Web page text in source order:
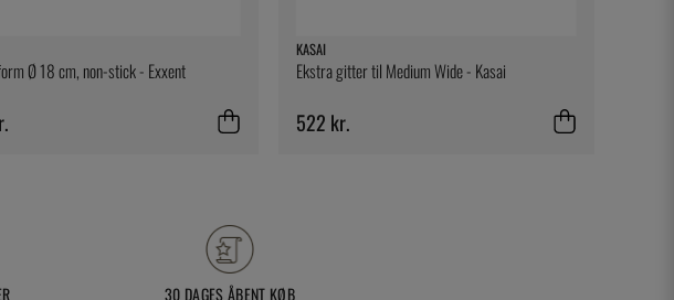
Ø 18 cm, non-stick - Exxent
KASAI
Ekstra gitter til Medium Wide - Kasai
522 kr.
30 DAGES ÅBENT KØB